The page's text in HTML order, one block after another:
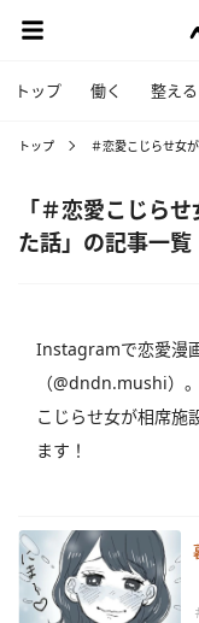
トップ 働く 整える
トップ ＃恋愛こじらせ女
「＃恋愛こじら
た話」の記事一覧
Instagramで恋愛漫
（@dndn.mushi）
こじらせ女が相席施
ます！